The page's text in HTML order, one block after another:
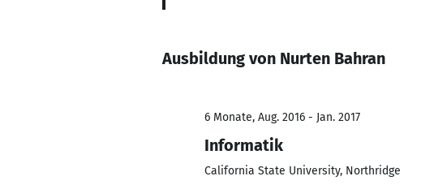
Ausbildung von Nurten Bahran
6 Monate, Aug. 2016 - Jan. 2017
Informatik
California State University, Northridge